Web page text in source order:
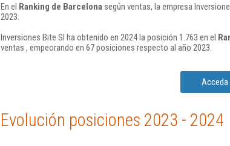
En el Ranking de Barcelona según ventas, la empresa
2023.
Inversiones Bite Sl ha obtenido en 2024 la posición 1.763 en el
ventas , empeorando en 67 posiciones respecto al año 2023.
Acceda
Evolución posiciones 2023 - 2024